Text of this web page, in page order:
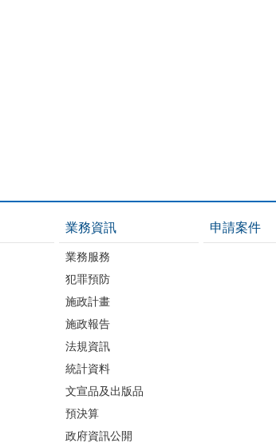
業務資訊
業務服務
犯罪預防
施政計畫
施政報告
法規資訊
統計資料
文宣品及出版品
預決算
政府資訊公開
申請案件